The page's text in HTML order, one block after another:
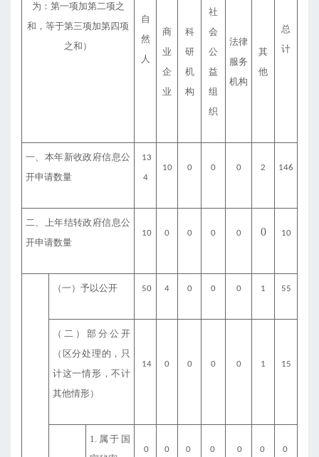
为：第一项加第二项之
和，等于第三项加第四项
之和）
自
然
人
总
计
商
业
企
业
科
研
机
构
社
会
公
益
组
织
法律
服务
机构
其
他
一、本年新收政府信息公
开申请数量
13
4
10 0 0 0 2 146
二、上年结转政府信息公
开申请数量
10 0 0 0 0 0 10
（一）予以公开 50 4 0 0 0 1 55
（二）部分公开
（区分处理的，只
计这一情形，不计
其他情形）
14 0 0 0 0 1 15
1.属于国
0 0 0 0 0 0 0